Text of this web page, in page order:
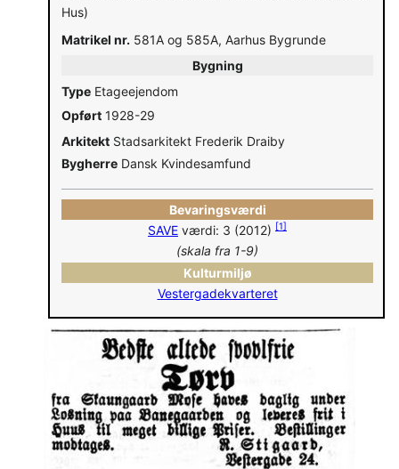
Hus)
Matrikel nr. 581A og 585A, Aarhus Bygrunde
Bygning
Type Etageejendom
Opført 1928-29
Arkitekt Stadsarkitekt Frederik Draiby
Bygherre Dansk Kvindesamfund
Bevaringsværdi
SAVE værdi: 3 (2012) [1]
(skala fra 1-9)
Kulturmiljø
Vestergadekvarteret